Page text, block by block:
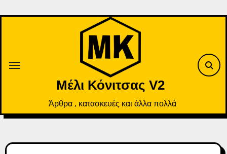
Μέλι Κόνιτσας V2
Άρθρα , κατασκευές και άλλα πολλά